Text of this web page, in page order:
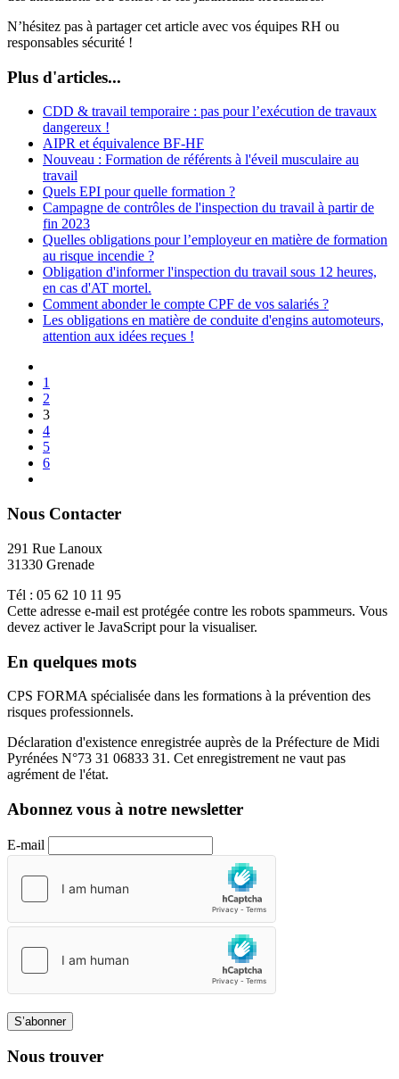
N’hésitez pas à partager cet article avec vos équipes RH ou
responsables sécurité !
Plus d'articles...
CDD & travail temporaire : pas pour l’exécution de travaux
dangereux !
AIPR et équivalence BF-HF
Nouveau : Formation de référents à l'éveil musculaire au
travail
Quels EPI pour quelle formation ?
Campagne de contrôles de l'inspection du travail à partir de
fin 2023
Quelles obligations pour l’employeur en matière de formation
au risque incendie ?
Obligation d'informer l'inspection du travail sous 12 heures,
en cas d'AT mortel.
Comment abonder le compte CPF de vos salariés ?
Les obligations en matière de conduite d'engins automoteurs,
attention aux idées reçues !
1
2
3
4
5
6
Nous Contacter
291 Rue Lanoux
31330 Grenade
Tél : 05 62 10 11 95
Cette adresse e-mail est protégée contre les robots spammeurs. Vous
devez activer le JavaScript pour la visualiser.
En quelques mots
CPS FORMA spécialisée dans les formations à la prévention des
risques professionnels.
Déclaration d'existence enregistrée auprès de la Préfecture de Midi
Pyrénées N°73 31 06833 31. Cet enregistrement ne vaut pas
agrément de l'état.
Abonnez vous à notre newsletter
E-mail
S’abonner
Nous trouver